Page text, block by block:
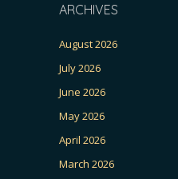
ARCHIVES
August 2026
July 2026
June 2026
May 2026
April 2026
March 2026